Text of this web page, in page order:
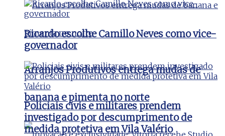
Arranjos Produtivos entrega mudas de
banana e pimenta no norte
Ricardo escolhe Camillo Neves como vice-
governador
Policiais civis e militares prendem
investigado por descumprimento de
medida protetiva em Vila Valério